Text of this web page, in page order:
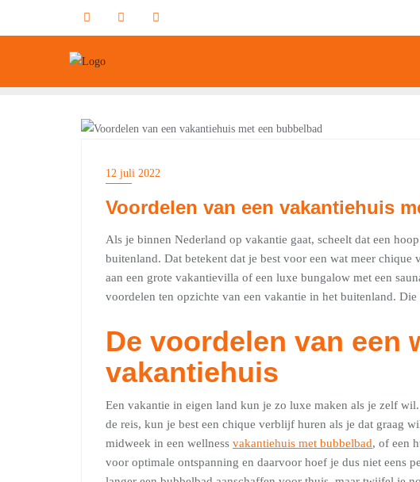
12 juli 2022
Voordelen van een vakantiehuis
Als je binnen Nederland op vakantie gaat, scheelt dat een
buitenland. Dat betekent dat je best voor een wat meer
aan een grote vakantievilla of een luxe bungalow met een
voordelen ten opzichte van een vakantie in het buitenland.
De voordelen van een
vakantiehuis
Een vakantie in eigen land kun je zo luxe maken als je zelf
de reis, kun je best een chique verblijf huren als je dat graag
midweek in een wellness vakantiehuis met bubbelbad, of een
voor optimale ontspanning en daarvoor hoef je dus niet eens